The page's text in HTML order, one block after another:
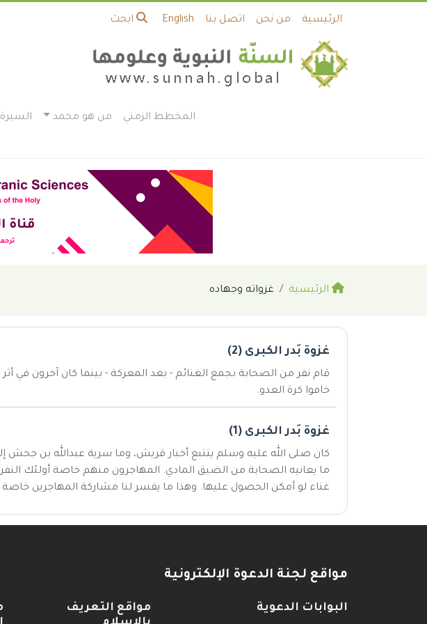
الرئيسية من نحن اتصل بنا English ابحث
المخطط الزمني من هو محمد السيرة
الرئيسية غزواته وجهاده
غزوة بَدر الكبرى (2)
قام نفر من الصحابة بجمع الغنائم - بعد المعركة - بينما كان آخرون في
خافوا كرة العدو.
غزوة بَدر الكبرى (1)
كان صلى الله عليه وسلم يتتبع أخبار قريش، وما سرية عبدالله بن جحش
ما يعانيه الصحابة من الضيق المادي. المهاجرون منهم خاصة أولئك
غناء لو أمكن الحصول عليها. وهذا ما يفسر لنا مشاركة المهاجرين
مواقع لجنة الدعوة الإلكترونية
البوابات الدعوية
مواقع التعريف